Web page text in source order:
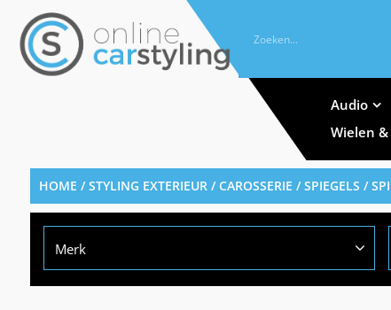
Audio
Wielen
HOME /STYLING EXTERIEUR/CAROSSERIE /SPIEGELS /
Merk